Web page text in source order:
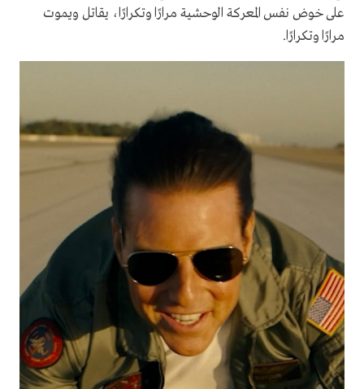
على خوض نفس المعركة الوحشية مرارًا وتكرارًا، يقاتل ويموت
مرارًا وتكرارًا.